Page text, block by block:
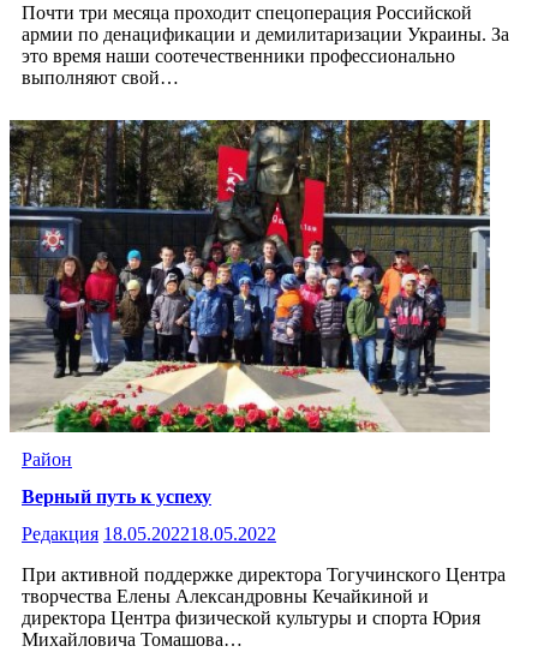
Почти три месяца проходит спецоперация Российской
армии по денацификации и демилитаризации Украины. За
это время наши соотечественники профессионально
выполняют свой…
Район
Верный путь к успеху
Редакция 18.05.202218.05.2022
При активной поддержке директора Тогучинского Центра
творчества Елены Александровны Кечайкиной и
директора Центра физической культуры и спорта Юрия
Михайловича Томашова…